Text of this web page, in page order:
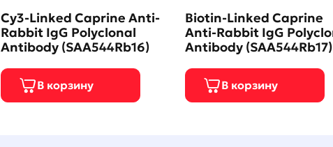
Cy3-Linked Caprine Anti-
Rabbit IgG Polyclonal
Antibody (SAA544Rb16)
Biotin-Linked Caprine
Anti-Rabbit IgG
Antibody (SAA544Rb17)